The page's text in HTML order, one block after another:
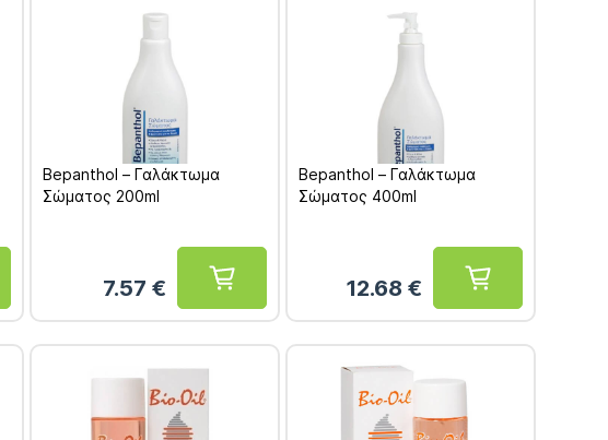
Bepanthol – Γαλάκτωμα
Σώματος 200ml
7.57€
Bepanthol – Γαλάκτωμα
Σώματος 400ml
12.68 €